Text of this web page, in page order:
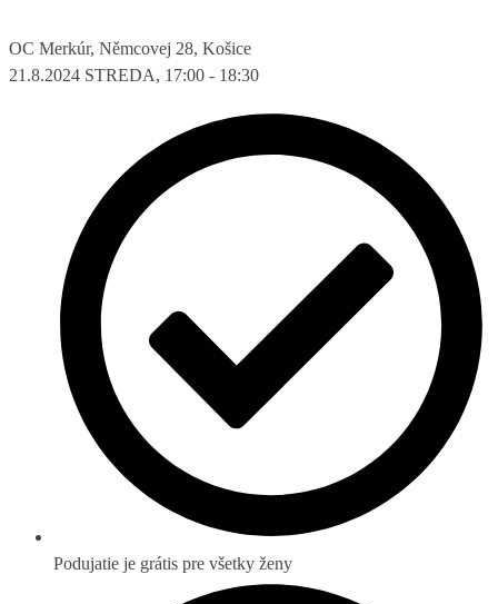
OC Merkúr, Němcovej 28, Košice
21.8.2024 STREDA, 17:00 - 18:30
Podujatie je grátis pre všetky ženy